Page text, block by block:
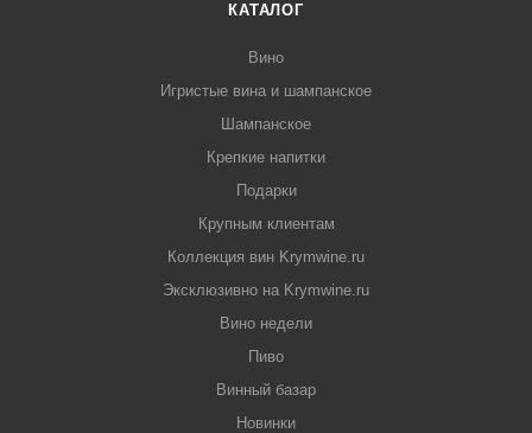
КАТАЛОГ
Вино
Игристые вина и шампанское
Шампанское
Крепкие напитки
Подарки
Крупным клиентам
Коллекция вин Krymwine.ru
Эксклюзивно на Krymwine.ru
Вино недели
Пиво
Винный базар
Новинки